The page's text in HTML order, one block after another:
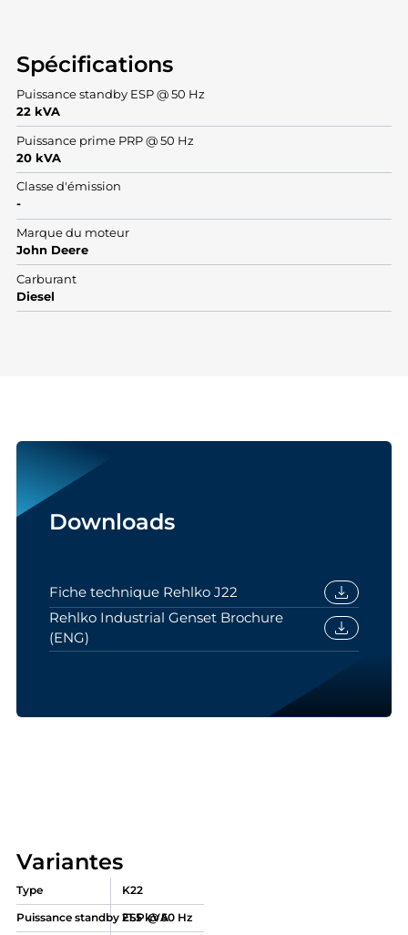
Spécifications
Puissance standby ESP @ 50 Hz
22 kVA
Puissance prime PRP @ 50 Hz
20 kVA
Classe d'émission
-
Marque du moteur
John Deere
Carburant
Diesel
Downloads
Fiche technique Rehlko J22 download
Rehlko Industrial Genset Brochure
(ENG)
download
Variantes
Type K22
Puissance standby ESP @ 50 Hz
21.5 kVA